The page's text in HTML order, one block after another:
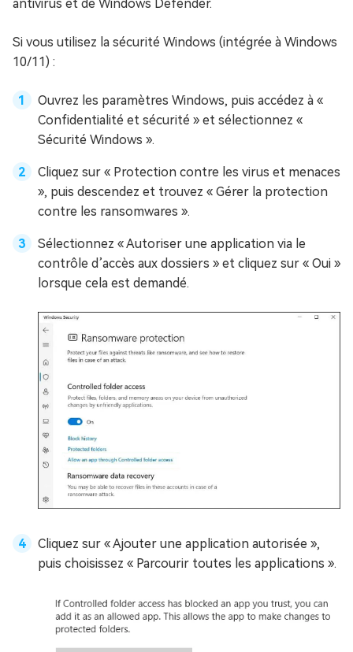
antivirus et de Windows Defender.
Si vous utilisez la sécurité Windows (intégrée à Windows
10/11) :
Ouvrez les paramètres Windows, puis accédez à «
Confidentialité et sécurité » et sélectionnez «
Sécurité Windows ».
Cliquez sur « Protection contre les virus et menaces
», puis descendez et trouvez « Gérer la protection
contre les ransomwares ».
Sélectionnez « Autoriser une application via le
contrôle d’accès aux dossiers » et cliquez sur « Oui »
lorsque cela est demandé.
Cliquez sur « Ajouter une application autorisée »,
puis choisissez « Parcourir toutes les applications ».